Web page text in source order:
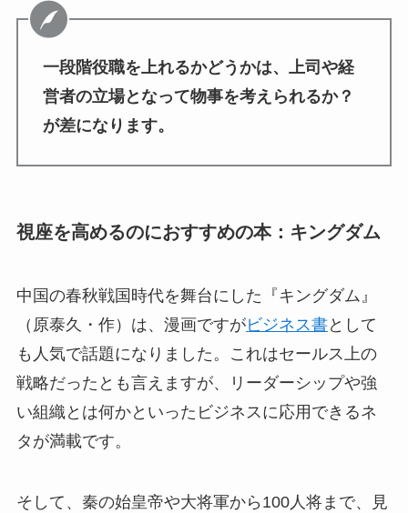
一段階役職を上れるかどうかは、上司や経
営者の立場となって物事を考えられるか？
が差になります。
視座を高めるのにおすすめの本：キングダム
中国の春秋戦国時代を舞台にした『キングダム』
（原泰久・作）は、漫画ですがビジネス書として
も人気で話題になりました。これはセールス上の
戦略だったとも言えますが、リーダーシップや強
い組織とは何かといったビジネスに応用できるネ
タが満載です。
そして、秦の始皇帝や大将軍から100人将まで、見